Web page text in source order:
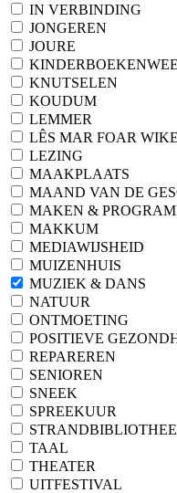
IN VERBINDING
JONGEREN
JOURE
KNUTSELEN
KOUDUM
LEMMER
LÊS MAR FOAR
LEZING
MAAKPLAATS
MAAND VAN DE
MAKEN &
MAKKUM
MEDIAWIJSHEID
MUIZENHUIS
MUZIEK & DANS
NATUUR
ONTMOETING
POSITIEVE
REPAREREN
SENIOREN
SNEEK
SPREEKUUR
TAAL
THEATER
UITFESTIVAL